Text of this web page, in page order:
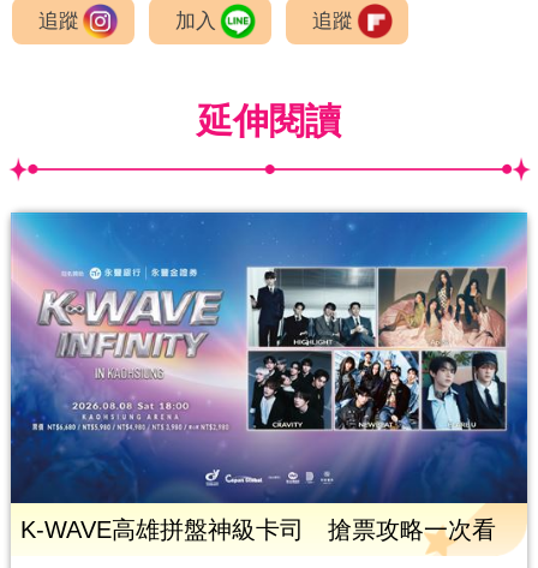
追蹤 加入 追蹤
延伸閱讀
K-WAVE高雄拼盤神級卡司 搶票攻略一次看